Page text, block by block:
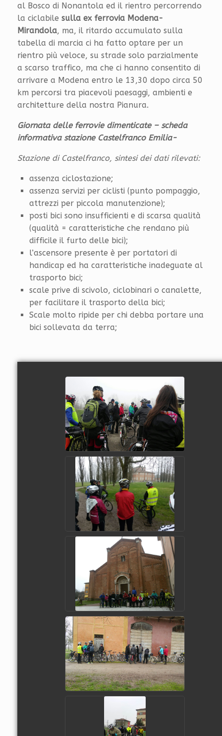
al Bosco di Nonantola ed il rientro percorrendo
la ciclabile sulla ex ferrovia Modena-
Mirandola, ma, il ritardo accumulato sulla
tabella di marcia ci ha fatto optare per un
rientro più veloce, su strade solo parzialmente
a scarso traffico, ma che ci hanno consentito di
arrivare a Modena entro le 13,30 dopo circa 50
km percorsi tra piacevoli paesaggi, ambienti e
architetture della nostra Pianura.
Giornata delle ferrovie dimenticate – scheda
informativa stazione Castelfranco Emilia-
Stazione di Castelfranco, sintesi dei dati rilevati:
assenza ciclostazione;
assenza servizi per ciclisti (punto pompaggio,
attrezzi per piccola manutenzione);
posti bici sono insufficienti e di scarsa qualità
(qualità = caratteristiche che rendano più
difficile il furto delle bici);
l’ascensore presente è per portatori di
handicap ed ha caratteristiche inadeguate al
trasporto bici;
scale prive di scivolo, ciclobinari o canalette,
per facilitare il trasporto della bici;
Scale molto ripide per chi debba portare una
bici sollevata da terra;